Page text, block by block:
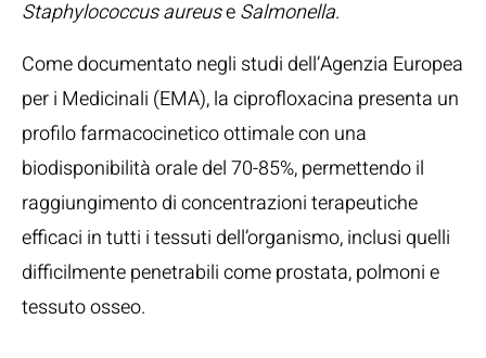
Staphylococcus aureuseSalmonella.
Come documentato negli studi dell’Agenzia Europea
per i Medicinali (EMA), la ciprofloxacina presenta un
profilo farmacocinetico ottimale con una
biodisponibilità orale del 70-85%, permettendo il
raggiungimento di concentrazioni terapeutiche
efficaci in tutti i tessuti dell’organismo, inclusi quelli
difficilmente penetrabili come prostata, polmoni e
tessuto osseo.